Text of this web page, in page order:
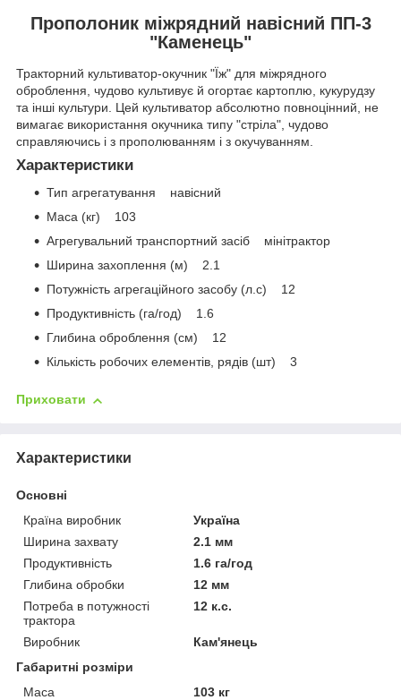
Прополоник міжрядний навісний ПП-3
"Каменець"
Тракторний культиватор-окучник "Їж" для міжрядного
оброблення, чудово культивує й огортає картоплю, кукурудзу
та інші культури. Цей культиватор абсолютно повноцінний, не
вимагає використання окучника типу "стріла", чудово
справляючись і з прополюванням і з окучуванням.
Характеристики
Тип агрегатування навісний
Маса (кг) 103
Агрегувальний транспортний засіб мінітрактор
Ширина захоплення (м) 2.1
Потужність агрегаційного засобу (л.с) 12
Продуктивність (га/год) 1.6
Глибина оброблення (см) 12
Кількість робочих елементів, рядів (шт) 3
Приховати
Характеристики
Основні
Країна виробник
Україна
Ширина захвату
2.1 мм
Продуктивність
1.6 га/год
Глибина обробки
12 мм
Потреба в потужності
трактора
12 к.с.
Виробник
Кам'янець
Габаритні розміри
Маса
103 кг